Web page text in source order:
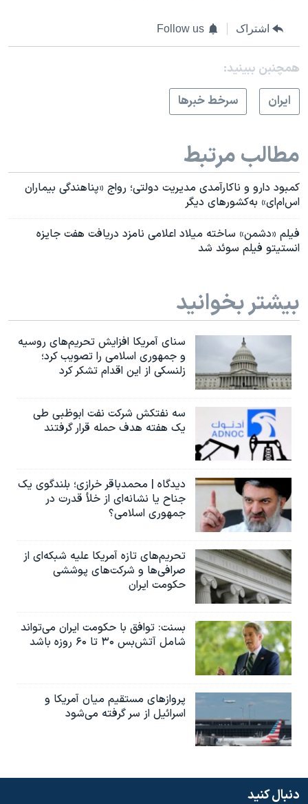
اشتراک Follow us
همچنبن ببینید:
ايران
سرخط خبرها
مطالب مرتبط
کمبود دارو و ناکارآمدی مدیریت دولتی؛ رواج «پناهندگی بیماران
اس‌ام‌ای» به‌کشورهای دیگر
فیلم «دشمن» ساخته میلاد اعلامی نامزد دریافت هفت جایزه
انستیتو فیلم سوئد شد
بیشتر بخوانید
سنای آمریکا افزایش تحریم‌های روسیه
و جمهوری اسلامی را تصویب کرد؛
زلنسکی از این اقدام تشکر کرد
سه نفتکش شرکت نفت ابوظبی طی
یک هفته هدف حمله قرار گرفتند
دیدگاه | محمدباقر خرازی؛ بلندگوی یک
جناح یا نشانه‌ای از خلأ قدرت در
جمهوری اسلامی؟
تحریم‌های تازه آمریکا علیه شبکه‌ای از
صرافی‌ها و شرکت‌های پوششی
حکومت ایران
بسنت: توافق با حکومت ایران می‌تواند
شامل آتش‌بس ۳۰ تا ۶۰ روزه باشد
پروازهای مستقیم میان آمریکا و
اسرائیل از سر گرفته می‌شود
دنبال کنید